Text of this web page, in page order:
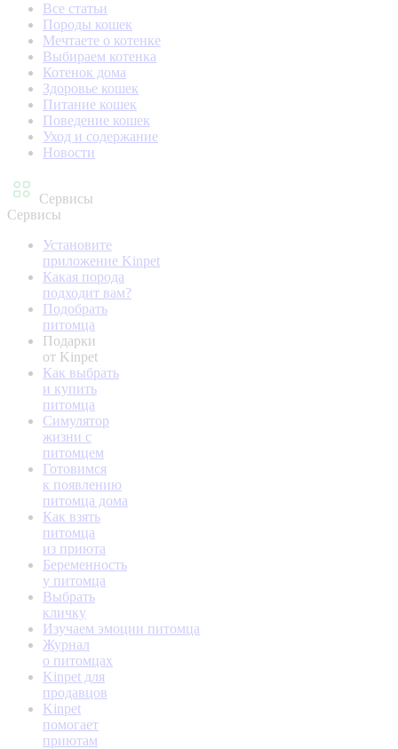
Все статьи
Породы кошек
Мечтаете о котенке
Выбираем котенка
Котенок дома
Здоровье кошек
Питание кошек
Поведение кошек
Уход и содержание
Новости
Сервисы
Сервисы
Установите
приложение Kinpet
Какая порода
подходит вам?
Подобрать
питомца
Подарки
от Kinpet
Как выбрать
и купить
питомца
Симулятор
жизни с
питомцем
Готовимся
к появлению
питомца дома
Как взять
питомца
из приюта
Беременность
у питомца
Выбрать
кличку
Изучаем эмоции питомца
Журнал
о питомцах
Kinpet для
продавцов
Kinpet
помогает
приютам